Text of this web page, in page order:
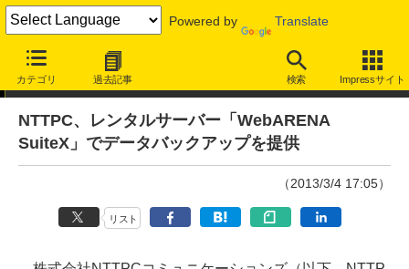
Powered by Translate
カテゴリ 過去記事 検索 Impressサイト
ニュース
NTTPC、レンタルサーバー「WebARENA
SuiteX」でデータバックアップを提供
（2013/3/4 17:05）
リスト